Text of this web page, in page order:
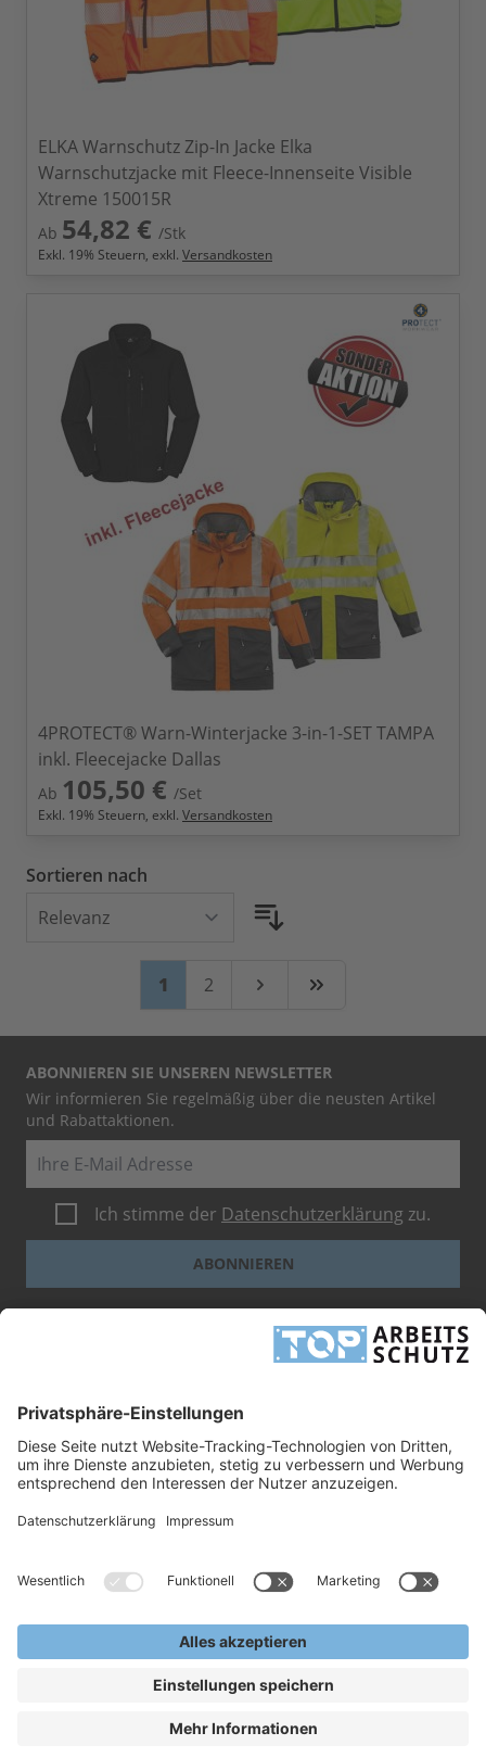
ELKA Warnschutz Zip-In Jacke Elka
Warnschutzjacke mit Fleece-Innenseite Visible
Xtreme 150015R
Ab 54,82 € /Stk
Exkl. 19% Steuern, exkl. Versandkosten
4PROTECT® Warn-Winterjacke 3-in-1-SET TAMPA
inkl. Fleecejacke Dallas
Ab 105,50 € /Set
Exkl. 19% Steuern, exkl. Versandkosten
Sortieren nach
Sie lesen gerade Seite
1 Seite
2 Weiter Zuletzt
ABONNIEREN SIE UNSEREN NEWSLETTER
Wir informieren Sie regelmäßig über die neusten Artikel
und Rabattaktionen.
Ich stimme der Datenschutzerklärung zu.
ABONNIEREN
Dieses Formular ist durch reCAPTCHA geschützt - es gelten dieGoogle-
-Geschäftsbedingungen.
UNTERNEHMEN
RECHTLICHES
TOP ARBEITSSCHUTZ GMBH
24568 Kaltenkirchen
Fax +49 41 91/72 26 18-99
www.top-arbeitsschutz.de
Copyright © 2026, TOP Arbeitsschutz GmbH.